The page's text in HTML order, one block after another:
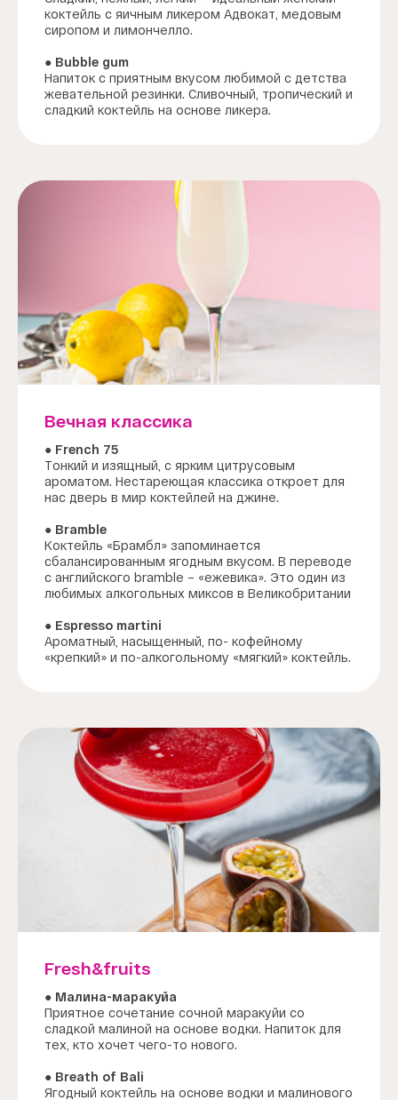
коктейль с яичным ликером Адвокат, медовым
сиропом и лимончелло.
● Bubble gum
Напиток с приятным вкусом любимой с детства
жевательной резинки. Сливочный, тропический и
сладкий коктейль на основе ликера.
Вечная классика
● French 75
Тонкий и изящный, с ярким цитрусовым
ароматом. Нестареющая классика откроет для
нас дверь в мир коктейлей на джине.
● Bramble
Коктейль «Брамбл» запоминается
сбалансированным ягодным вкусом. В переводе
с английского bramble – «ежевика». Это один из
любимых алкогольных миксов в Великобритании
● Espresso martini
Ароматный, насыщенный, по- кофейному
«крепкий» и по-алкогольному «мягкий» коктейль.
Fresh&fruits
● Малина-маракуйа
Приятное сочетание сочной маракуйи со
сладкой малиной на основе водки. Напиток для
тех, кто хочет чего-то нового.
● Breath of Bali
Ягодный коктейль на основе водки и малинового